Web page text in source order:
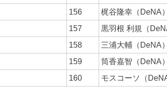
156
梶谷隆幸（DeNA）
157
黒羽根 利規（
158
三浦大輔（DeNA）
159
筒香嘉智（DeNA）
160
モスコーソ（